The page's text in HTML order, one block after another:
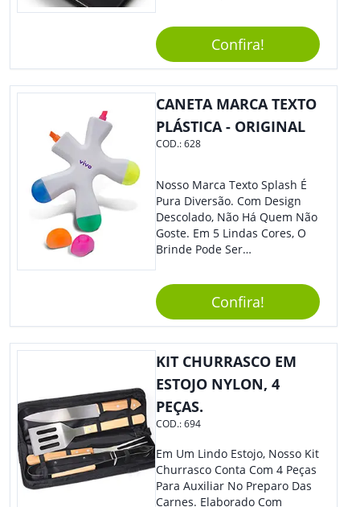
Elástico Permite Maior
Segurança Ao Carregá-Lo.
Ofereça A Seus Clientes E
Colaboradores, Sem Dúvidas
Eles Irão Adorar.
Confira!
CANETA MARCA TEXTO
PLÁSTICA - ORIGINAL
COD.:628
Nosso Marca Texto Splash É
Pura Diversão. Com Design
Descolado, Não Há Quem Não
Goste. Em 5 Lindas Cores, O
Brinde Pode Ser
Marca, Demais, Não É? Não
Perca Essa Chance E Ofereça
A Seus Clientes E
Colaboradores.
Confira!
KIT CHURRASCO EM
ESTOJO NYLON, 4
PEÇAS.
COD.:694
Em Um Lindo Estojo, Nosso Kit
Churrasco Conta Com 4 Peças
Para Auxiliar No Preparo Das
Carnes. Elaborado Com